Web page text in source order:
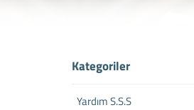
Kategoriler
Yardım S.S.S